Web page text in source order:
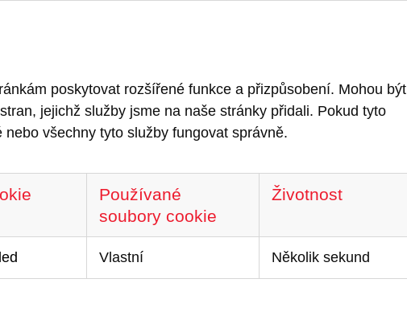
poskytovat rozšířené funkce a přizpůsobení. Mohou být
jejichž služby jsme na naše stránky přidali. Pokud tyto
všechny tyto služby fungovat správně.
Používané
soubory cookie
Životnost
Vlastní Několik sekund